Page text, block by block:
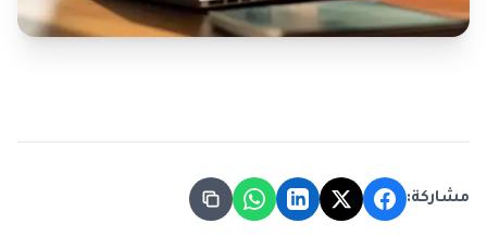
مشاركة: